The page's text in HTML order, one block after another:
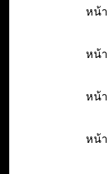
หน้
หน้
หน้
หน้